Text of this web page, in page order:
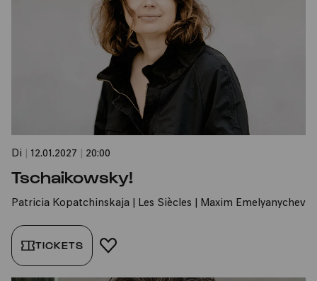
Di 12.01.2027 20:00
Tschaikowsky!
Patricia Kopatchinskaja | Les Siècles | Maxim Emelyanychev
TICKETS FAVORIT HINZUFÜGEN